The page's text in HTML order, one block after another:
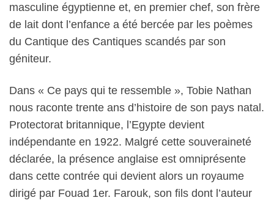
masculine égyptienne et, en premier chef, son frère
de lait dont l’enfance a été bercée par les poèmes
du Cantique des Cantiques scandés par son
géniteur.
Dans « Ce pays qui te ressemble », Tobie Nathan
nous raconte trente ans d’histoire de son pays natal.
Protectorat britannique, l’Egypte devient
indépendante en 1922. Malgré cette souveraineté
déclarée, la présence anglaise est omniprésente
dans cette contrée qui devient alors un royaume
dirigé par Fouad 1er. Farouk, son fils dont l’auteur